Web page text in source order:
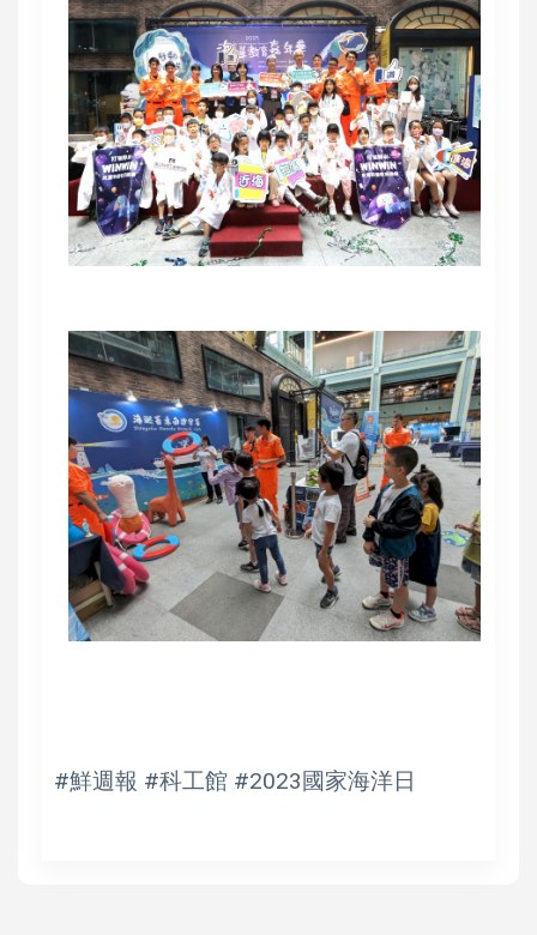
#鮮週報 #科工館 #2023國家海洋日